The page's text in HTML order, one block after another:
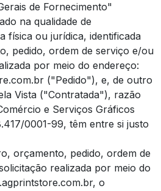
de Fornecimento"
na qualidade de
física ou jurídica, identificada
pedido, ordem de serviço e/ou
por meio do endereço:
("Pedido"), e, de outro
Vista ("Contratada"), razão
e Serviços Gráficos
0001-99, têm entre si justo
orçamento, pedido, ordem de
realizada por meio do
o